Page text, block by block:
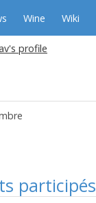
Wine Wiki
profile
participés